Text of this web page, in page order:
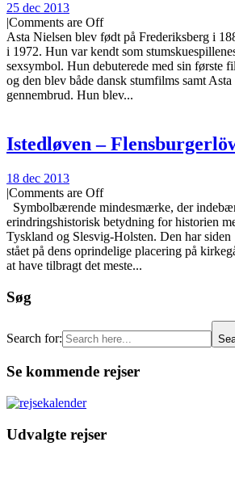
25 dec 2013
|Comments are Off
Asta Nielsen blev født på Frederiksberg i
i 1972. Hun var kendt som
sexsymbol. Hun debuterede med sin første
og den blev både dansk stumfilms samt Asta
gennembrud. Hun blev...
Istedløven –
18 dec 2013
|Comments are Off
Symbolbærende mindesmærke, der
erindringshistorisk betydning for historien
Tyskland og Slesvig-Holsten. Den har siden
stået på dens oprindelige placering på
at have tilbragt det meste...
Søg
Search for:
Se kommende rejser
Udvalgte rejser